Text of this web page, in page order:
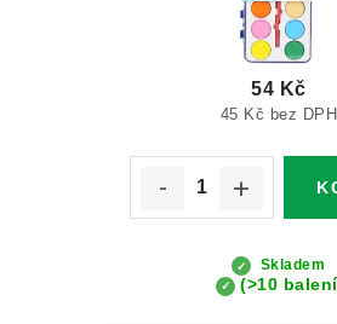
Skladem
(>10
45 Kč bez DPH
54 Kč